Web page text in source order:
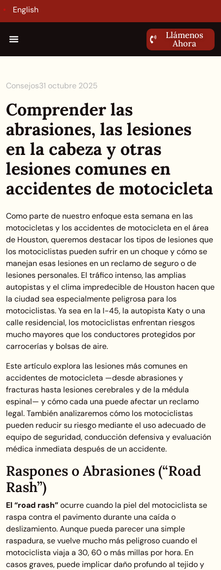
English
Llámenos
Ahora
Consejos31 octubre 2025
Comprender las
abrasiones, las lesiones
en la cabeza y otras
lesiones comunes en
accidentes de motocicleta
Como parte de nuestro enfoque esta semana en las
motocicletas y los accidentes de motocicleta en el área
de Houston, queremos destacar los tipos de lesiones que
los motociclistas pueden sufrir en un choque y cómo se
manejan esas lesiones en un reclamo de seguro o de
lesiones personales. El tráfico intenso, las amplias
autopistas y el clima impredecible de Houston hacen que
la ciudad sea especialmente peligrosa para los
motociclistas. Ya sea en la I-45, la autopista Katy o una
calle residencial, los motociclistas enfrentan riesgos
mucho mayores que los conductores protegidos por
carrocerías y bolsas de aire.
Este artículo explora las lesiones más comunes en
accidentes de motocicleta —desde abrasiones y
fracturas hasta lesiones cerebrales y de la médula
espinal— y cómo cada una puede afectar un reclamo
legal. También analizaremos cómo los motociclistas
pueden reducir su riesgo mediante el uso adecuado de
equipo de seguridad, conducción defensiva y evaluación
médica inmediata después de un accidente.
Raspones o Abrasiones (“Road
Rash”)
El “road rash”ocurre cuando la piel del motociclista se
raspa contra el pavimento durante una caída o
deslizamiento. Aunque pueda parecer una simple
raspadura, se vuelve mucho más peligroso cuando el
motociclista viaja a 30, 60 o más millas por hora. En
casos graves, puede implicar daño profundo al tejido y